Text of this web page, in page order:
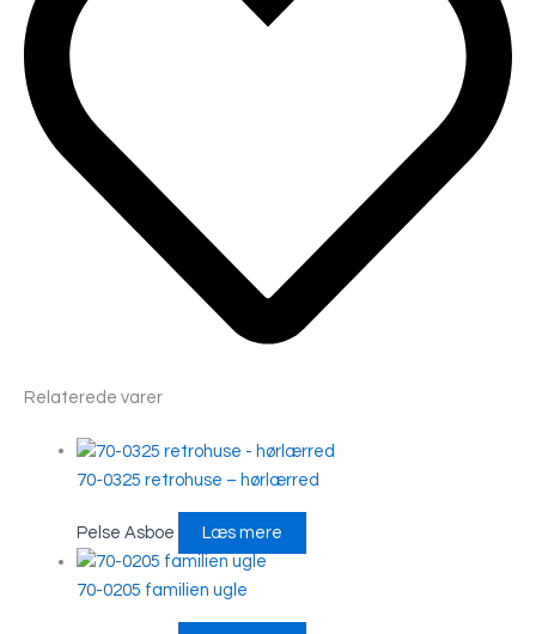
Relaterede varer
70-0325 retrohuse – hørlærred
Pelse Asboe Læs mere
70-0205 familien ugle